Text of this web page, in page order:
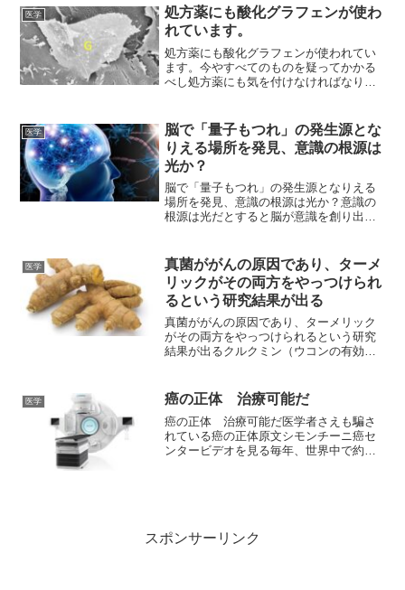
スピードで全世界に拡大している韓国：
抗生物質が効かないス...
医学
処方薬にも酸化グラフェンが使わ
れています。
処方薬にも酸化グラフェンが使われてい
ます。今やすべてのものを疑ってかかる
べし処方薬にも気を付けなければなりま
りません。一部？の食肉にも使われてい
るとも言われています。処...
医学
脳で「量子もつれ」の発生源とな
りえる場所を発見、意識の根源は
光か？
脳で「量子もつれ」の発生源となりえる
場所を発見、意識の根源は光か？意識の
根源は光だとすると脳が意識を創り出し
光が担っているのかもしれません。中国
の上海大学（SHU）で行...
医学
真菌ががんの原因であり、ターメ
リックがその両方をやっつけられ
るという研究結果が出る
真菌ががんの原因であり、ターメリック
がその両方をやっつけられるという研究
結果が出るクルクミン（ウコンの有効成
ることができる。新しい研究で、議論の
的となっている説、つまり...
医学 癌の正体 治療可能だ
癌の正体 治療可能だ医学者さえも騙さ
れている癌の正体原文シモンチーニ癌セ
ンタービデオを見る毎年、世界中で約８
スポンサーリンク